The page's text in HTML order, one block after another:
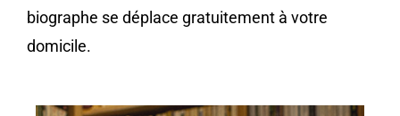
biographe se déplace gratuitement à votre
domicile.